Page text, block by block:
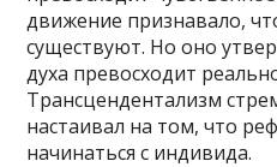
движение признавало,
существуют. Но оно
духа превосходит
Трансцендентализм
настаивал на том, что
начинаться с индивида.